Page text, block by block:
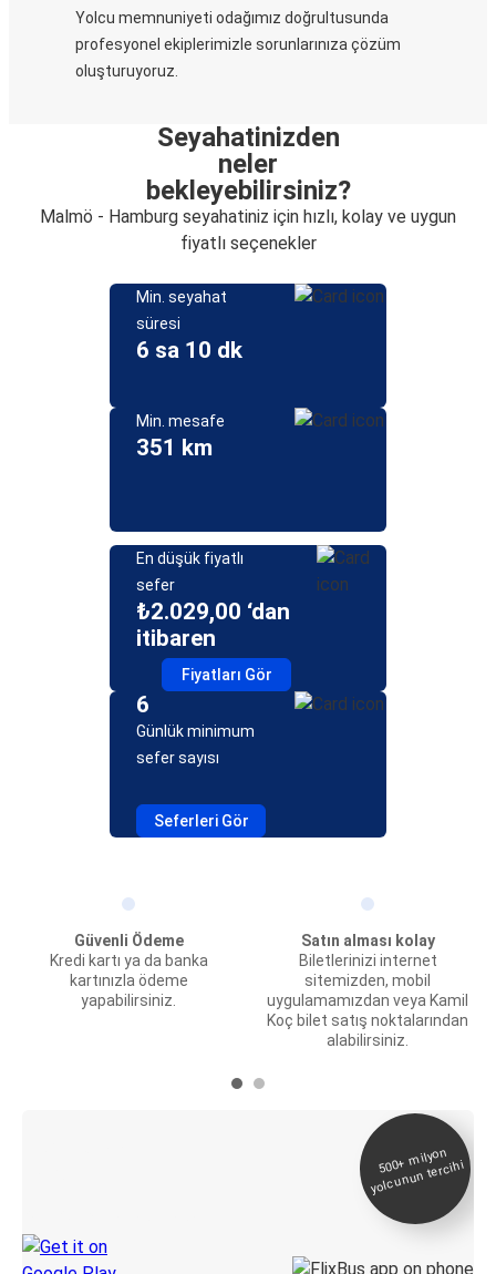
Yolcu memnuniyeti odağımız doğrultusunda
profesyonel ekiplerimizle sorunlarınıza çözüm
oluşturuyoruz.
Seyahatinizden
neler
bekleyebilirsiniz?
Malmö - Hamburg seyahatiniz için hızlı, kolay ve uygun
fiyatlı seçenekler
Min. seyahat
süresi
6 sa 10 dk
Min. mesafe
351 km
En düşük fiyatlı
sefer
₺2.029,00 ‘dan
itibaren
Fiyatları Gör
6
Günlük minimum
sefer sayısı
Seferleri Gör
Güvenli Ödeme
Kredi kartı ya da banka
kartınızla ödeme
yapabilirsiniz.
Satın alması kolay
Biletlerinizi internet
sitemizden, mobil
uygulamamızdan veya Kamil
Koç bilet satış noktalarından
alabilirsiniz.
500+
milyon
yolcunun tercihi